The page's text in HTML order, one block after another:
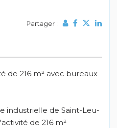
Partager :
de 216 m² avec bureaux
industrielle de Saint-Leu-
de 216 m²